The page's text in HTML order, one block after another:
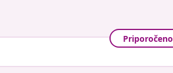
Priporočeno